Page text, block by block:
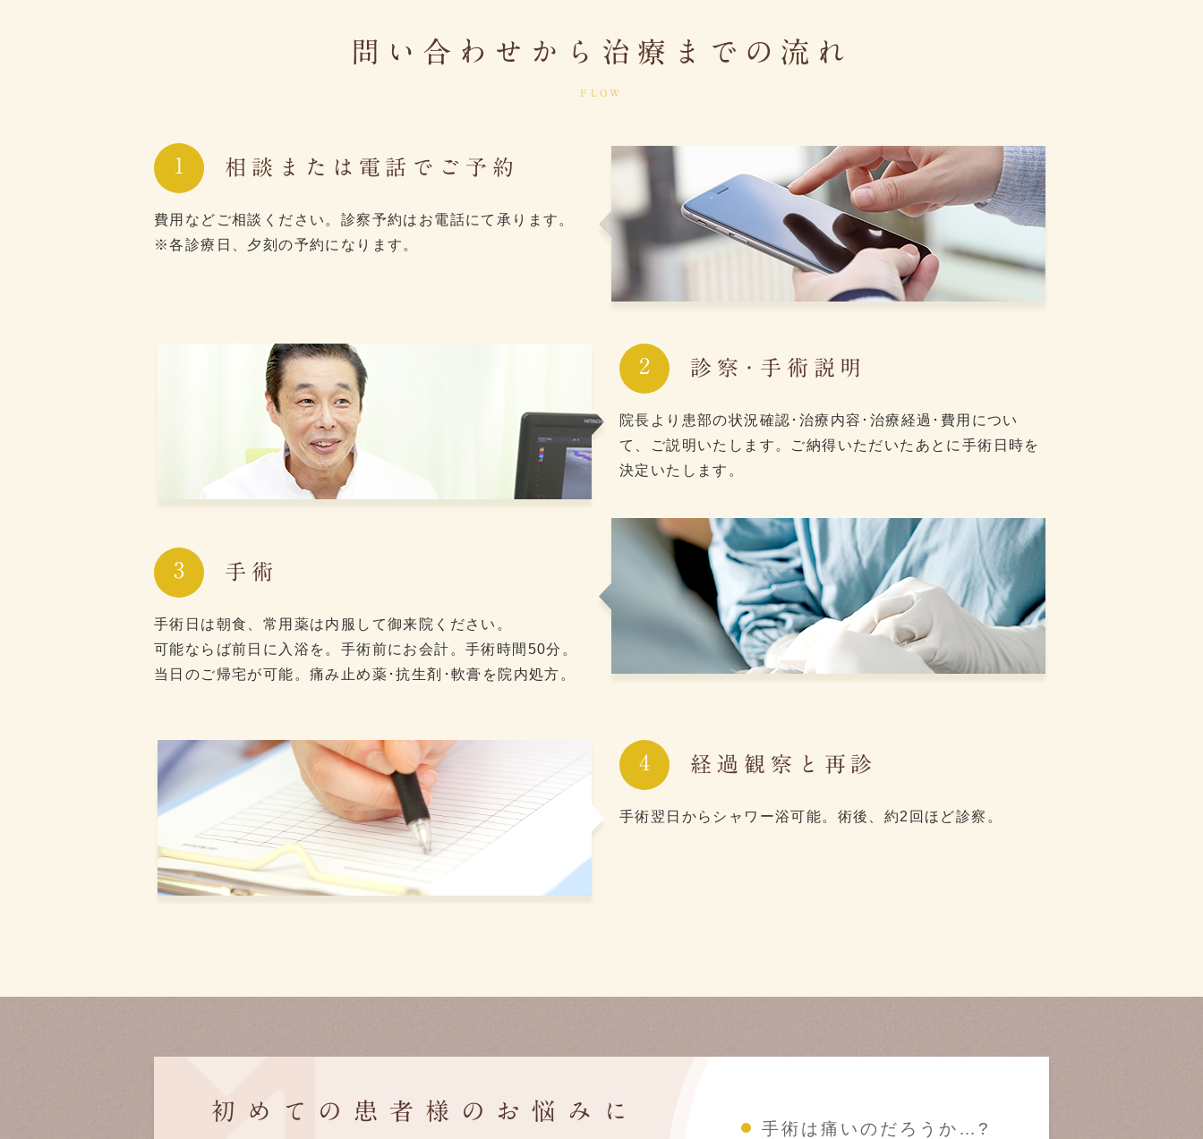
問い合わせから治療までの流れ
FLOW
1 相談または電話でご予約
費用などご相談ください。診察予約はお電話にて承ります。
※各診療日、夕刻の予約になります。
2 診察･手術説明
院長より患部の状況確認･治療内容･治療経過･費用につい
て、ご説明いたします。ご納得いただいたあとに手術日時を
決定いたします。
3 手術
手術日は朝食、常用薬は内服して御来院ください。
可能ならば前日に入浴を。手術前にお会計。手術時間50分。
当日のご帰宅が可能。痛み止め薬･抗生剤･軟膏を院内処方。
4 経過観察と再診
手術翌日からシャワー浴可能。 術後、約2回ほど診察。
初めての患者様のお悩みに
手術は痛いのだろうか…?